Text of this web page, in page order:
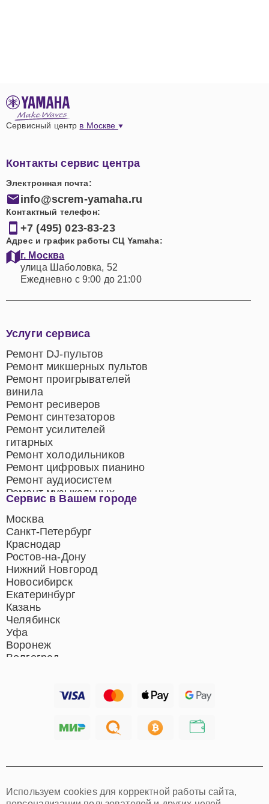
Сервисный центр в Москве
Контакты сервис центра
Электронная почта:
info@screm-yamaha.ru
Контактный телефон:
+7 (495) 023-83-23
Адрес и график работы СЦ Yamaha:
г. Москва
улица Шаболовка, 52
Ежедневно с 9:00 до 21:00
Сервис в Вашем городе
Москва
Санкт-Петербург
Краснодар
Ростов-на-Дону
Нижний Новгород
Новосибирск
Екатеринбург
Казань
Челябинск
Уфа
Воронеж
Волгоград
Хабаровск
Омск
Услуги сервиса
Ремонт DJ-пультов
Ремонт микшерных пультов
Ремонт проигрывателей
винила
Ремонт ресиверов
Ремонт синтезаторов
Ремонт усилителей
гитарных
Ремонт холодильников
Ремонт цифровых пианино
Ремонт аудиосистем
Ремонт музыкальных
центров
Ремонт домашних
кинотеатров
Ремонт микрофонов
Ремонт акустических
систем
Используем cookies для корректной работы сайта,